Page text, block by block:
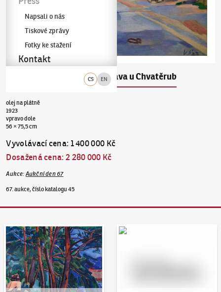
CS EN
Napsali o nás
Tiskové zprávy
Fotky ke stažení
Kontakt
(1885–1946)Vltava u Chvatěrub
olej na plátně
1923
vpravo dole
56 × 75,5 cm
Vyvolávací cena: 1 400 000 Kč
Dosažená cena:2 280 000 Kč
Aukce: Aukční den 67
67. aukce, číslo katalogu 45
Aukční den 95 Dražit online - Artslimit